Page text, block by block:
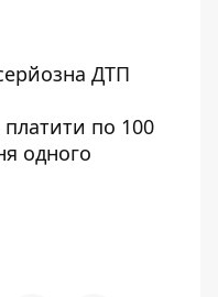
ДТП
по 100
одного